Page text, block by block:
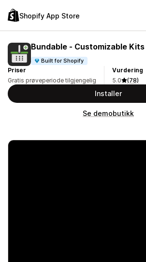
Shopify App Store
Bundable ‑ Customizable Kits
Built for Shopify
Priser
Gratis prøveperiode tilgjengelig
Vurdering
5.0
(78)
Installer
Se demobutikk